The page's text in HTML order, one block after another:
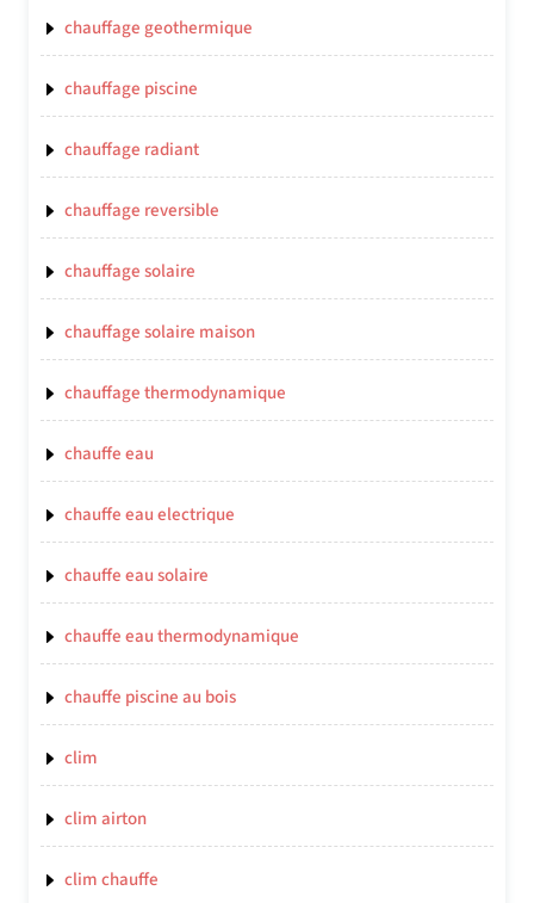
chauffage geothermique
chauffage piscine
chauffage radiant
chauffage reversible
chauffage solaire
chauffage solaire maison
chauffage thermodynamique
chauffe eau
chauffe eau electrique
chauffe eau solaire
chauffe eau thermodynamique
chauffe piscine au bois
clim
clim airton
clim chauffe